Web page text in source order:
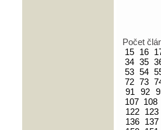
Počet
15 16
34 35
53 54
72 73
91
92
107 108
122
123
136
137